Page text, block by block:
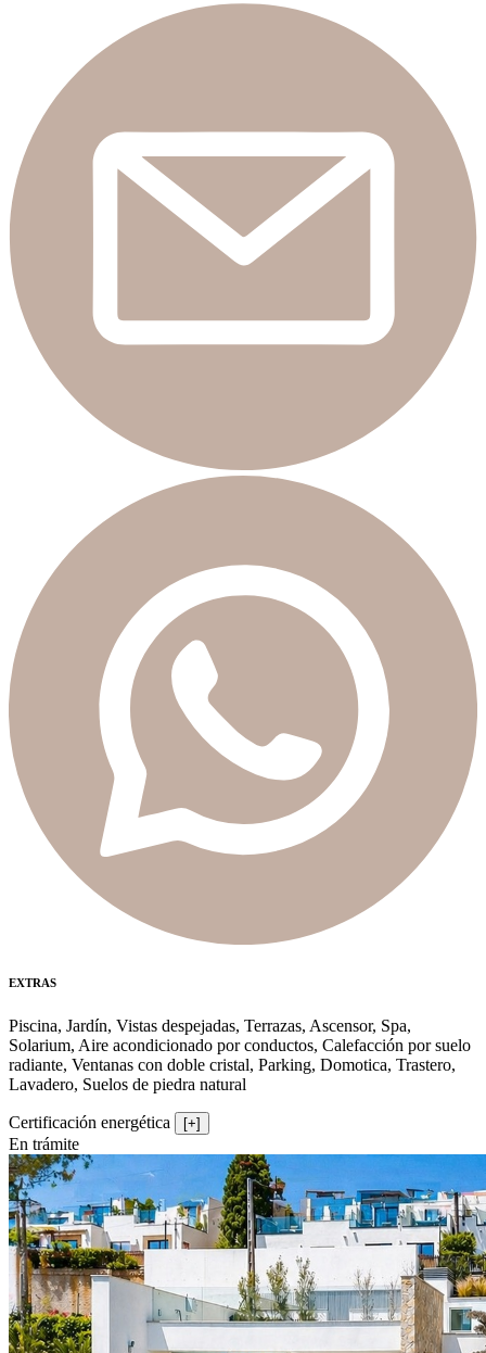
EXTRAS
Piscina, Jardín, Vistas despejadas, Terrazas, Ascensor, Spa,
Solarium, Aire acondicionado por conductos, Calefacción por suelo
radiante, Ventanas con doble cristal, Parking, Domotica, Trastero,
Lavadero, Suelos de piedra natural
Certificación energética [+]
En trámite